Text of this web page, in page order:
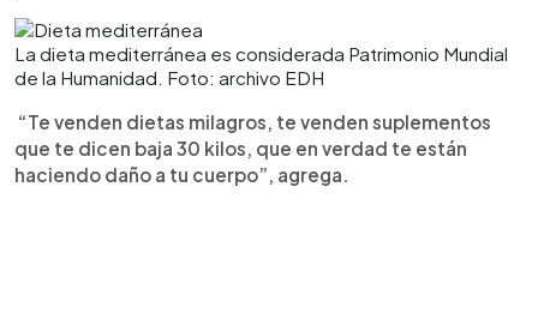
La dieta mediterránea es considerada Patrimonio Mundial
de la Humanidad. Foto: archivo EDH
“Te venden dietas milagros, te venden suplementos
que te dicen baja 30 kilos, que en verdad te están
haciendo daño a tu cuerpo”, agrega.